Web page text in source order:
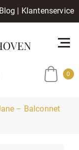
Blog | Klantenservice
0
– Balconnet